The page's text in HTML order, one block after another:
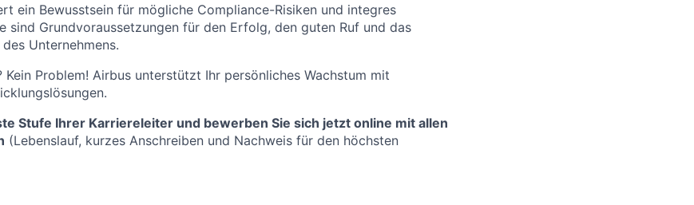
ein Bewusstsein für mögliche Compliance-Risiken und integres
sind Grundvoraussetzungen für den Erfolg, den guten Ruf und das
Unternehmens.
Kein Problem! Airbus unterstützt Ihr persönliches Wachstum mit
Stufe Ihrer Karriereleiter und bewerben Sie sich jetzt online mit allen
(Lebenslauf, kurzes Anschreiben und Nachweis für den höchsten